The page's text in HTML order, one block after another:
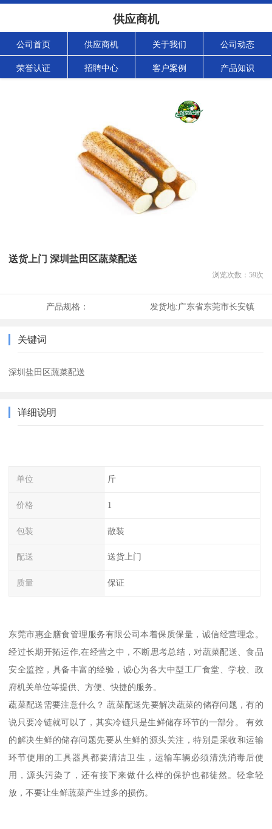
供应商机
公司首页 供应商机 关于我们 公司动态
荣誉认证 招聘中心 客户案例 产品知识
送货上门 深圳盐田区蔬菜配送
浏览次数： 59次
产品规格： 发货地:广东省东莞市长安镇
关键词
深圳盐田区蔬菜配送
详细说明
单位 斤
价格 1
包装 散装
配送 送货上门
质量 保证
东莞市惠企膳食管理服务有限公司本着保质保量，诚信经营理念。
经过长期开拓运作,在经营之中，不断思考总结，对蔬菜配送、食品
安全监控，具备丰富的经验，诚心为各大中型工厂食堂、学校、政
府机关单位等提供、方便、快捷的服务。
蔬菜配送需要注意什么？ 蔬菜配送先要解决蔬菜的储存问题，有的
说只要冷链就可以了，其实冷链只是生鲜储存环节的一部分。 有效
的解决生鲜的储存问题先要从生鲜的源头关注，特别是采收和运输
环节使用的工具器具都要清洁卫生，运输车辆必须清洗消毒后使
用，源头污染了，还有接下来做什么样的保护也都徒然。轻拿轻
放，不要让生鲜蔬菜产生过多的损伤。